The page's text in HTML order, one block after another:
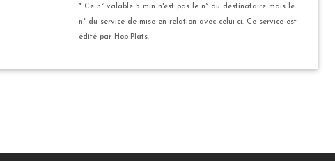
* Ce n° valable 5 min n'est pas le n° du destinataire mais le
n° du service de mise en relation avec celui-ci. Ce service est
édité par Hop-Plats.